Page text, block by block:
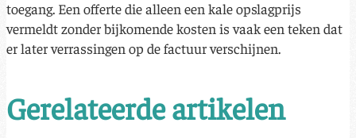
toegang. Een offerte die alleen een kale opslagprijs
vermeldt zonder bijkomende kosten is vaak een teken dat
er later verrassingen op de factuur verschijnen.
Gerelateerde artikelen